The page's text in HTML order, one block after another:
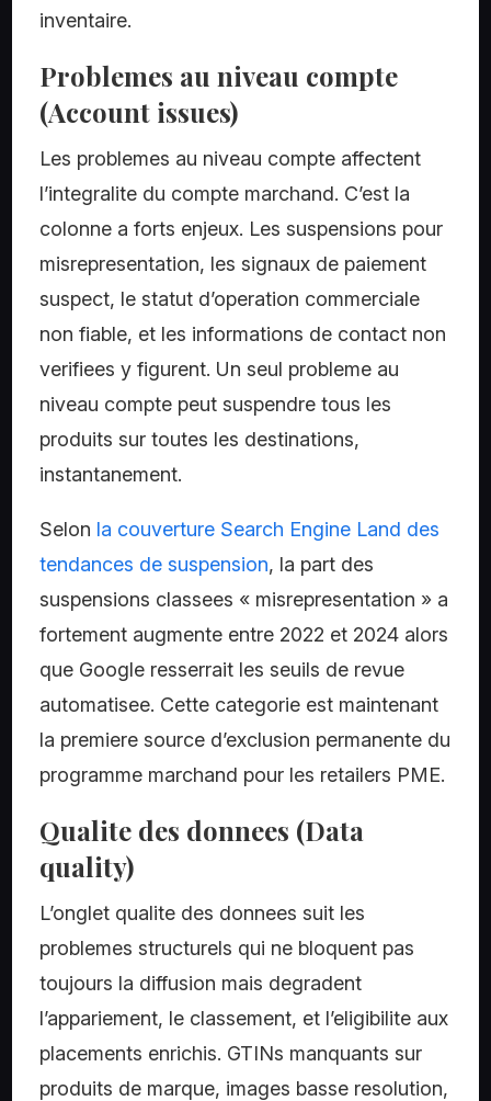
inventaire.
Problemes au niveau compte
(Account issues)
Les problemes au niveau compte affectent
l’integralite du compte marchand. C’est la
colonne a forts enjeux. Les suspensions pour
misrepresentation, les signaux de paiement
suspect, le statut d’operation commerciale
non fiable, et les informations de contact non
verifiees y figurent. Un seul probleme au
niveau compte peut suspendre tous les
produits sur toutes les destinations,
instantanement.
Selon la couverture Search Engine Land des
tendances de suspension, la part des
suspensions classees « misrepresentation » a
fortement augmente entre 2022 et 2024 alors
que Google resserrait les seuils de revue
automatisee. Cette categorie est maintenant
la premiere source d’exclusion permanente du
programme marchand pour les retailers PME.
Qualite des donnees (Data
quality)
L’onglet qualite des donnees suit les
problemes structurels qui ne bloquent pas
toujours la diffusion mais degradent
l’appariement, le classement, et l’eligibilite aux
placements enrichis. GTINs manquants sur
produits de marque, images basse resolution,